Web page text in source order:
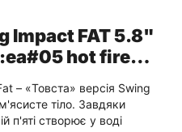
Impact FAT 5.8"
hot fire
– «Товста» версія Swing
тіло. Завдяки
п'яті створює у воді